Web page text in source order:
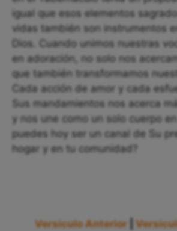
igual que esos elementos
vidas también son instrumentos
Dios. Cuando unimos nuestras
en adoración, no solo nos
que también transformamos
Cada acción de amor y cada
Sus mandamientos nos acerca
y nos une como un solo cuerpo
puedes hoy ser un canal de Su
hogar y en tu comunidad?
Versículo Anterior